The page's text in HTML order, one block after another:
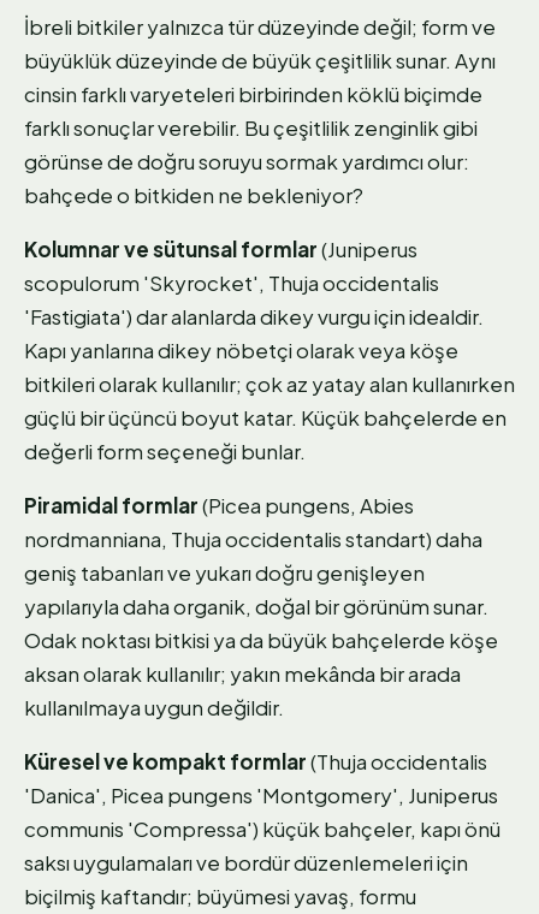
İbreli bitkiler yalnızca tür düzeyinde değil; form ve
büyüklük düzeyinde de büyük çeşitlilik sunar. Aynı
cinsin farklı varyeteleri birbirinden köklü biçimde
farklı sonuçlar verebilir. Bu çeşitlilik zenginlik gibi
görünse de doğru soruyu sormak yardımcı olur:
bahçede o bitkiden ne bekleniyor?
Kolumnar ve sütunsal formlar(Juniperus
scopulorum 'Skyrocket', Thuja occidentalis
'Fastigiata') dar alanlarda dikey vurgu için idealdir.
Kapı yanlarına dikey nöbetçi olarak veya köşe
bitkileri olarak kullanılır; çok az yatay alan kullanırken
güçlü bir üçüncü boyut katar. Küçük bahçelerde en
değerli form seçeneği bunlar.
Piramidal formlar(Picea pungens, Abies
nordmanniana, Thuja occidentalis standart) daha
geniş tabanları ve yukarı doğru genişleyen
yapılarıyla daha organik, doğal bir görünüm sunar.
Odak noktası bitkisi ya da büyük bahçelerde köşe
aksan olarak kullanılır; yakın mekânda bir arada
kullanılmaya uygun değildir.
Küresel ve kompakt formlar(Thuja occidentalis
'Danica', Picea pungens 'Montgomery', Juniperus
communis 'Compressa') küçük bahçeler, kapı önü
saksı uygulamaları ve bordür düzenlemeleri için
biçilmiş kaftandır; büyümesi yavaş, formu